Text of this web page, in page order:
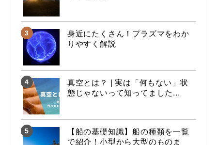
身近にたくさん！プラズマをわか
りやすく解説
真空とは？ | 実は「何もない」状
態じゃないって知ってました...
【船の基礎知識】船の種類を一覧
で紹介！小型から大型のものま